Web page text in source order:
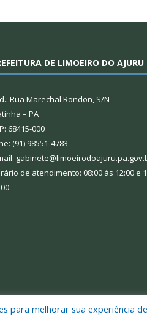
DE LIMOEIRO DO AJURU
Rua Marechal Rondon, S/N
– PA
68415-000
(91) 98551-4783
de atendimento: 08:00 às 12:00 e
para melhorar sua experiência